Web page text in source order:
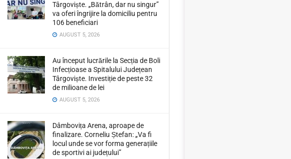
Târgoviște. „Bătrân, dar nu singur”
va oferi îngrijire la domiciliu pentru
106 beneficiari
AUGUST 5, 2026
Au început lucrările la Secția de Boli
Infecțioase a Spitalului Județean
Târgoviște. Investiție de peste 32
de milioane de lei
AUGUST 5, 2026
Dâmbovița Arena, aproape de
finalizare. Corneliu Ștefan: „Va fi
locul unde se vor forma generațiile
de sportivi ai județului”